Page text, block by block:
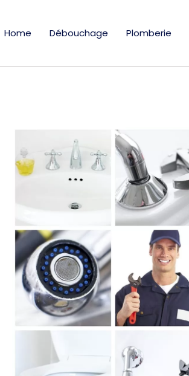
Home Débouchage Plomberie